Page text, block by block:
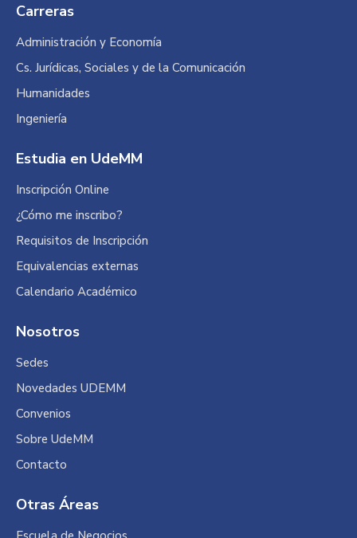
opens
in
new
opens
in
new
in
new
Carreras
Administración y Economía
Cs. Jurídicas, Sociales y de la Comunicación
Humanidades
Ingeniería
Estudia en UdeMM
Inscripción Online
¿Cómo me inscribo?
Requisitos de Inscripción
Equivalencias externas
Calendario Académico
Nosotros
Sedes
Novedades UDEMM
Convenios
Sobre UdeMM
Contacto
Otras Áreas